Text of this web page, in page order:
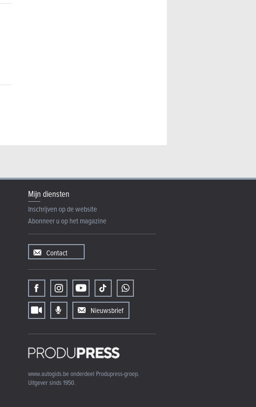
Mijn diensten
Inschrijven op de website
Abonneer u op het magazine
Contact
Nieuwsbrief
www.autogids.be onderdeel Produpress-groep.
Uitgever sinds 1950.